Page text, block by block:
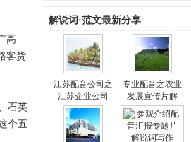
高
客货
石英
个五
解说词·范文最新分享
江苏配音公司之
江苏企业公司
专业配音之农业
发展宣传片解